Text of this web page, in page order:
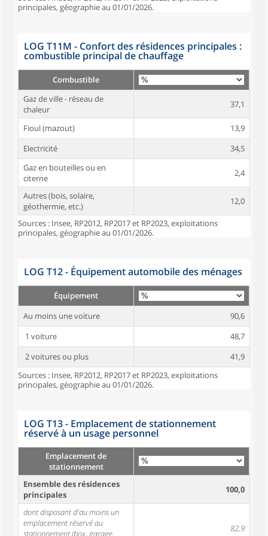
principales, géographie au 01/01/2026.
LOG T11M - Confort des résidences principales :
combustible principal de chauffage
Combustible
Gaz de ville - réseau de
chaleur
37,1
Fioul (mazout)
13,9
Electricité
34,5
Gaz en bouteilles ou en
citerne
2,4
Autres (bois, solaire,
géothermie, etc.)
12,0
Sources : Insee, RP2012, RP2017 et RP2023, exploitations
principales, géographie au 01/01/2026.
LOG T12 - Équipement automobile des ménages
Équipement
Au moins une voiture
90,6
1 voiture
48,7
2 voitures ou plus
41,9
Sources : Insee, RP2012, RP2017 et RP2023, exploitations
principales, géographie au 01/01/2026.
LOG T13 - Emplacement de stationnement
réservé à un usage personnel
Emplacement de
stationnement
Ensemble des résidences
principales
100,0
dont disposant d'au moins un
emplacement réservé au
stationnement (box, garage,
82,9